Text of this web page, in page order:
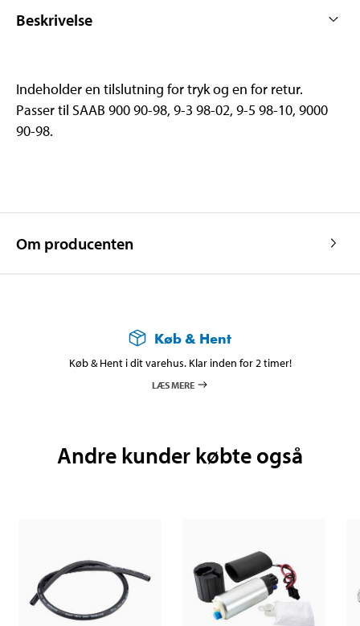
Beskrivelse
Indeholder en tilslutning for tryk og en for retur.
Passer til SAAB 900 90-98, 9-3 98-02, 9-5 98-10, 9000
90-98.
Om producenten
Køb & Hent
Køb & Hent i dit varehus. Klar inden for 2 timer!
LÆS MERE
Andre kunder købte også